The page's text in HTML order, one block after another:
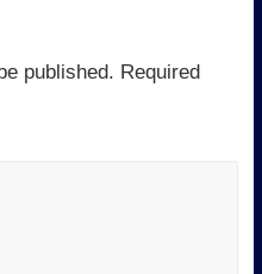
published. Required